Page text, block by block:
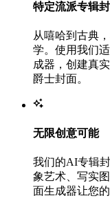
特定流派专辑
从嘻哈到古典
学。使用我们
成器，创建真
爵士封面。
无限创意可能
我们的AI专辑
象艺术、写实
面生成器让您